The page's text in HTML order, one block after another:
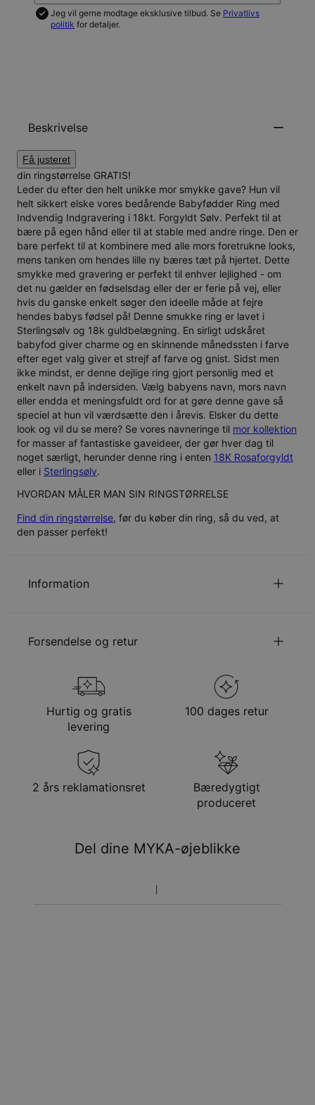
Jeg vil gerne modtage eksklusive tilbud. Se Privatlivs
politik for detaljer.
Beskrivelse
Få justeret
din ringstørrelse GRATIS!
Leder du efter den helt unikke mor smykke gave? Hun vil
helt sikkert elske vores bedårende Babyfødder Ring med
Indvendig Indgravering i 18kt. Forgyldt Sølv. Perfekt til at
bære på egen hånd eller til at stable med andre ringe. Den er
bare perfekt til at kombinere med alle mors foretrukne looks,
mens tanken om hendes lille ny bæres tæt på hjertet. Dette
smykke med gravering er perfekt til enhver lejlighed - om
det nu gælder en fødselsdag eller der er ferie på vej, eller
hvis du ganske enkelt søger den ideelle måde at fejre
hendes babys fødsel på! Denne smukke ring er lavet i
Sterlingsølv og 18k guldbelægning. En sirligt udskåret
babyfod giver charme og en skinnende månedssten i farve
efter eget valg giver et strejf af farve og gnist. Sidst men
ikke mindst, er denne dejlige ring gjort personlig med et
enkelt navn på indersiden. Vælg babyens navn, mors navn
eller endda et meningsfuldt ord for at gøre denne gave så
speciel at hun vil værdsætte den i årevis. Elsker du dette
look og vil du se mere? Se vores navneringe til mor kollektion
for masser af fantastiske gaveideer, der gør hver dag til
noget særligt, herunder denne ring i enten 18K Rosaforgyldt
eller i Sterlingsølv.
HVORDAN MÅLER MAN SIN RINGSTØRRELSE
Find din ringstørrelse, før du køber din ring, så du ved, at
den passer perfekt!
Information
Udmålinger
3.81mm
Forsendelse og retur
forsendelsesmetode
Metode Anslået leveringsdato
Gratis levering
tir. 25. aug. - ons. 26.
Hastelevering
søn. 16. aug. - tir. 18.
aug.
Du vil ikke blive opkrævet yderligere afgifter.
Vær opmærksom på at tidsperioden nævnt ovenfor er
Hurtig og gratis
levering
100 dages retur
2 års reklamationsret
Bæredygtigt
produceret
Del dine MYKA-øjeblikke